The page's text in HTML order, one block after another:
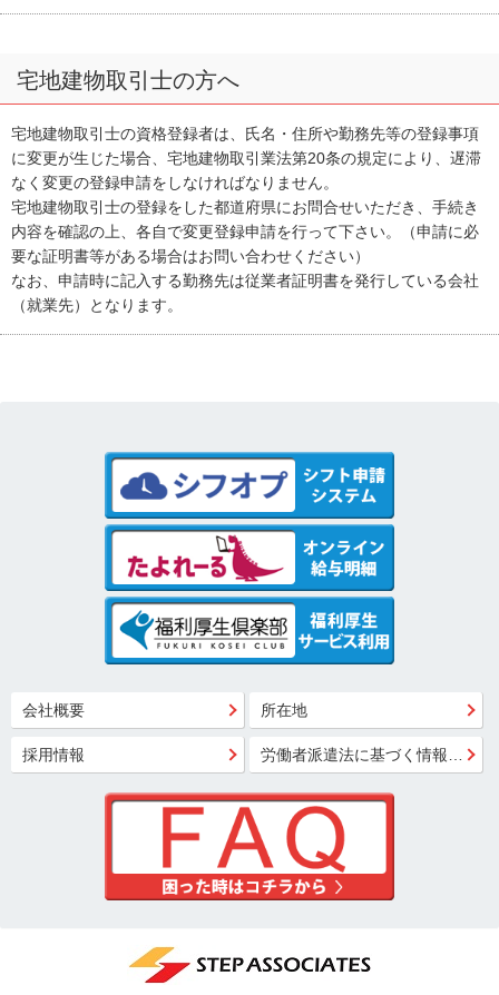
宅地建物取引士の方へ
宅地建物取引士の資格登録者は、氏名・住所や勤務先等の登録事項
に変更が生じた場合、宅地建物取引業法第20条の規定により、遅滞
なく変更の登録申請をしなければなりません。
宅地建物取引士の登録をした都道府県にお問合せいただき、手続き
内容を確認の上、各自で変更登録申請を行って下さい。（申請に必
要な証明書等がある場合はお問い合わせください）
なお、申請時に記入する勤務先は従業者証明書を発行している会社
（就業先）となります。
会社概要 所在地
採用情報